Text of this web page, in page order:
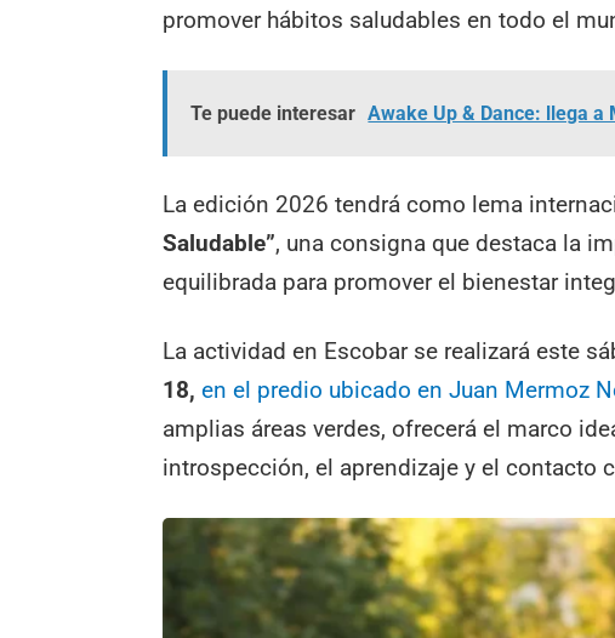
promover hábitos saludables en todo el
Te puede interesar Awake Up & Dance: llega a
La edición 2026 tendrá como lema
Saludable”, una consigna que destaca la
equilibrada para promover el bienestar
La actividad en Escobar se realizará este
18,en el predio ubicado en Juan Mermoz
amplias áreas verdes, ofrecerá el marco
introspección, el aprendizaje y el contacto